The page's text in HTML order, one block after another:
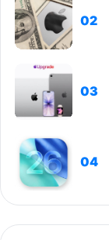
02
03
04